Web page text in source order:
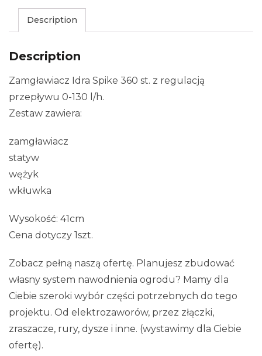
Description
Description
Zamgławiacz Idra Spike 360 st. z regulacją
przepływu 0-130 l/h.
Zestaw zawiera:
zamgławiacz
statyw
wężyk
wkłuwka
Wysokość: 41cm
Cena dotyczy 1szt.
Zobacz pełną naszą ofertę. Planujesz zbudować
własny system nawodnienia ogrodu? Mamy dla
Ciebie szeroki wybór części potrzebnych do tego
projektu. Od elektrozaworów, przez złączki,
zraszacze, rury, dysze i inne. (wystawimy dla Ciebie
ofertę).